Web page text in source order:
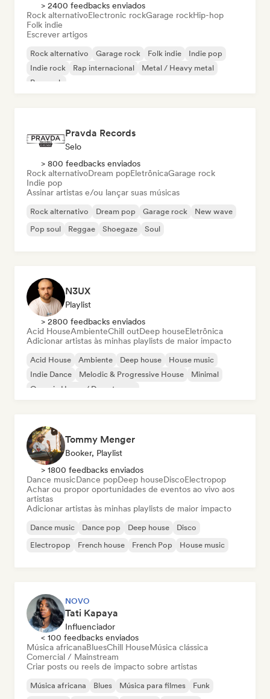
> 2400 feedbacks enviados
Rock alternativoElectronic rockGarage rockHip-hop
Folk indie
Escrever artigos
Rock alternativo Garage rock Folk indie
Indie pop
Indie rock
Rap internacional
Metal / Heavy metal
Pop rock
Pravda Records
Selo
> 800 feedbacks enviados
Rock alternativoDream popEletrônicaGarage rock
Indie pop
Assinar artistas e/ou lançar suas músicas
Rock alternativo Dream pop Garage rock
New wave
Pop soul
Reggae Shoegaze Soul
N3UX
Playlist
> 2800 feedbacks enviados
Acid HouseAmbienteChill outDeep houseEletrônica
Adicionar artistas às minhas playlists de maior impacto
Acid House Ambiente Deep house
House music
Indie Dance
Melodic & Progressive House
Minimal
Organic House / Downtempo
Tommy Menger
Booker, Playlist
> 1800 feedbacks enviados
Dance musicDance popDeep houseDiscoElectropop
Achar ou propor oportunidades de eventos ao vivo aos
artistas
Adicionar artistas às minhas playlists de maior impacto
Dance music Dance pop Deep house
Disco
Electropop
French house French Pop House music
NOVO
Tati Kapaya
Influenciador
< 100 feedbacks enviados
Música africanaBluesChill HouseMúsica clássica
Comercial / Mainstream
Criar posts ou reels de impacto sobre artistas
Música africana Blues Música para filmes
Funk